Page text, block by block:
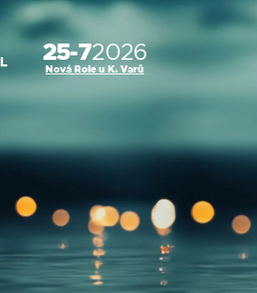
25-72026
Nová Role u K. Varů